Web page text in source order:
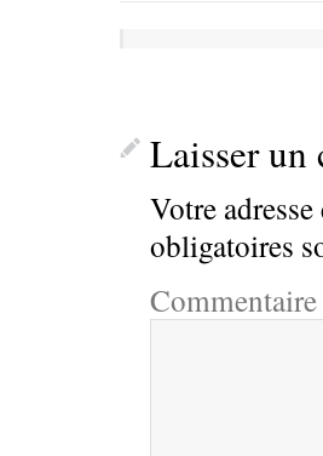
Laisser un
Votre
obligatoires
Commentaire